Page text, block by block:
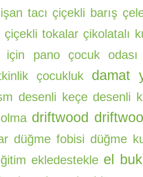
tacı çiçekli barış
çiçekli tokalar çikolatalı
için pano
çocuk
çocukluk damat
desenli keçe desenli
driftwood
düğme fobisi düğme
ekledestekle el